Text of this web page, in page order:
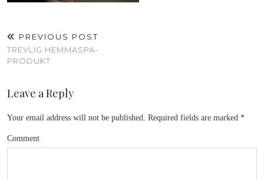
PREVIOUS POST
TREVLIG HEMMASPA-
PRODUKT
Leave a Reply
Your email address will not be published. Required fields are marked *
Comment